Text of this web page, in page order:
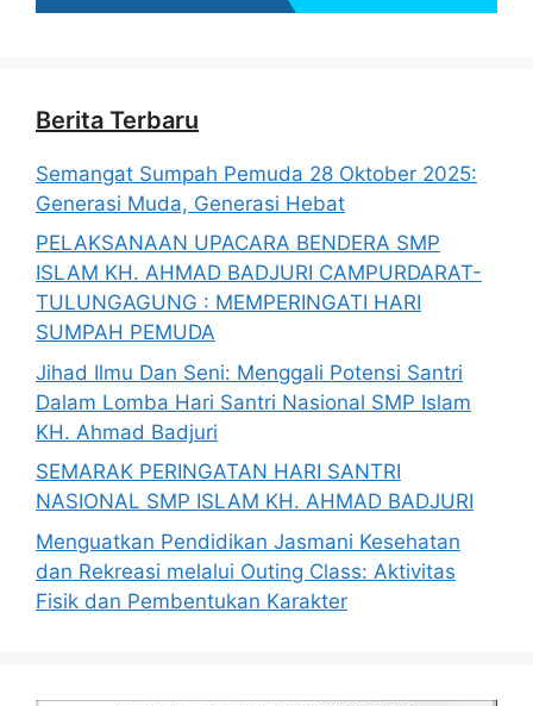
Berita Terbaru
Semangat Sumpah Pemuda 28 Oktober 2025:
Generasi Muda, Generasi Hebat
PELAKSANAAN UPACARA BENDERA SMP
ISLAM KH. AHMAD BADJURI CAMPURDARAT-
TULUNGAGUNG : MEMPERINGATI HARI
SUMPAH PEMUDA
Jihad Ilmu Dan Seni: Menggali Potensi Santri
Dalam Lomba Hari Santri Nasional SMP Islam
KH. Ahmad Badjuri
SEMARAK PERINGATAN HARI SANTRI
NASIONAL SMP ISLAM KH. AHMAD BADJURI
Menguatkan Pendidikan Jasmani Kesehatan
dan Rekreasi melalui Outing Class: Aktivitas
Fisik dan Pembentukan Karakter